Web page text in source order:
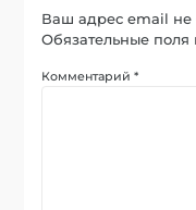
Ваш адрес email не
Обязательные
Комментарий*